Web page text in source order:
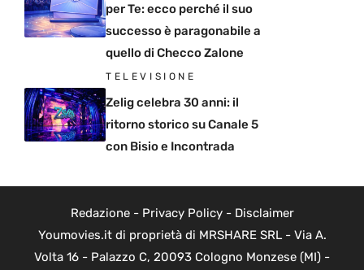
per Te: ecco perché il suo
successo è paragonabile a
quello di Checco Zalone
TELEVISIONE
Zelig celebra 30 anni: il
ritorno storico su Canale 5
con Bisio e Incontrada
Redazione- Privacy Policy- Disclaimer
Youmovies.it di proprietà di MRSHARE SRL - Via A.
Volta 16 - Palazzo C, 20093 Cologno Monzese (MI) -